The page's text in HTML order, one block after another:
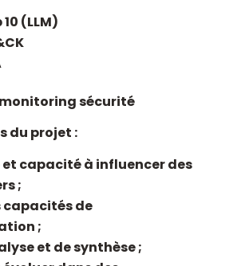
10 (LLM)
monitoring sécurité
du projet :
et capacité à influencer des
;
capacités de
;
et de synthèse ;